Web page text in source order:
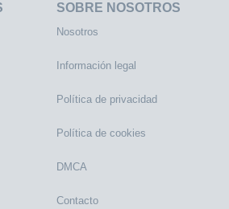
SOBRE NOSOTROS
Nosotros
Información legal
Política de privacidad
Política de cookies
DMCA
Contacto